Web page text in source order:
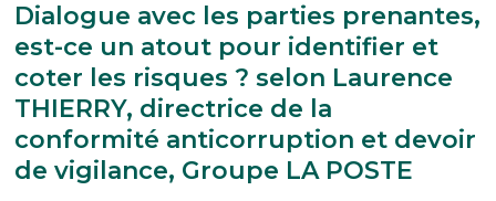
Dialogue avec les parties prenantes,
est-ce un atout pour identifier et
coter les risques ? selon Laurence
THIERRY, directrice de la
conformité anticorruption et devoir
de vigilance, Groupe LA POSTE